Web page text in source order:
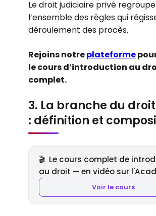
Le droit judiciaire privé regroupe
l’ensemble des règles qui
déroulement des procès.
Rejoins notreplateforme
le cours d’introduction au
complet.
3. La branche du
: définition et
🎬 Le cours complet de
au droit — en vidéo sur
Voir le cours